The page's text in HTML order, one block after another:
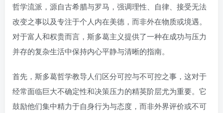
哲学流派，源自古希腊与罗马，强调理性、自律、接受无法
改变之事以及专注于个人内在美德，而非外在物质或境遇。
对于富人和权贵而言，斯多葛主义提供了一种在成功与压力
并存的复杂生活中保持内心平静与清晰的指南。
首先，斯多葛哲学教导人们区分可控与不可控之事，这对于
经常面临巨大不确定性和决策压力的精英阶层尤为重要。它
鼓励他们集中精力于自身行为与态度，而非外界评价或不可